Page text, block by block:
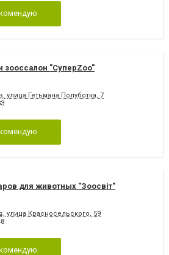
зооссалон "СуперZoo"
улица Гетьмана Полуботка, 7
для животных "Зоосвіт"
улица Красносельского, 59